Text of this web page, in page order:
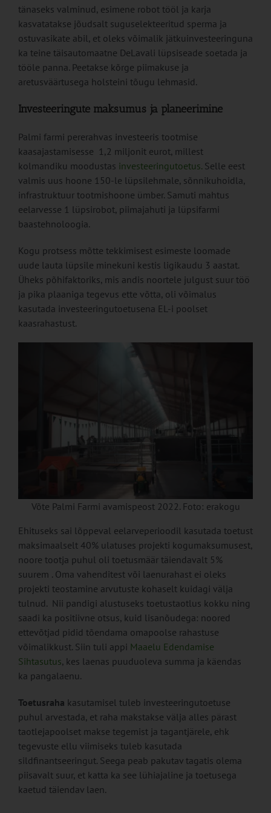
tänaseks valminud, esimene robot tööl ja karja
kasvatatakse jõudsalt suguselekteeritud sperma ja
ostuvasikate abil, et oleks võimalik jätkuinvesteeringuna
ka teine täisautomaatne DeLavali lüpsiseade soetada ja
tööle panna. Peetakse kõrge piimakuse ja
aretusväärtusega holsteini tõugu lehmasid.
Investeeringute maksumus ja planeerimine
Palmi farmi pererahvas investeeris tootmise
kaasajastamisesse 1,2 miljonit eurot, millest
kolmandiku moodustas investeeringutoetus.Selle eest
valmis uus hoone 150-le lüpsilehmale, sõnnikuhoidla,
infrastruktuur tootmishoone ümber. Samuti mahtus
eelarvesse 1 lüpsirobot, piimajahuti ja lüpsifarmi
baastehnoloogia.
Kogu protsess mõtte tekkimisest esimeste loomade
uude lauta lüpsile minekuni kestis ligikaudu 3 aastat.
Üheks põhifaktoriks, mis andis noortele julgust suur töö
ja pika plaaniga tegevus ette võtta, oli võimalus
kasutada investeeringutoetusena EL-i poolset
kaasrahastust.
Võte Palmi Farmi avamispeost 2022. Foto: erakogu
Ehituseks sai lõppeval eelarveperioodil kasutada toetust
maksimaalselt 40% ulatuses projekti kogumaksumusest,
noore tootja puhul oli toetusmäär täiendavalt 5%
suurem . Oma vahenditest või laenurahast ei oleks
projekti teostamine arvutuste kohaselt kuidagi välja
tulnud. Nii pandigi alustuseks toetustaotlus kokku ning
saadi ka positiivne otsus, kuid lisanõudega: noored
ettevõtjad pidid tõendama omapoolse rahastuse
võimalikkust. Siin tuli appi Maaelu Edendamise
Sihtasutus, kes laenas puuduoleva summa ja käendas
ka pangalaenu.
Toetusraha kasutamisel tuleb investeeringutoetuse
puhul arvestada, et raha makstakse välja alles pärast
taotlejapoolset makse tegemist ja tagantjärele, ehk
tegevuste ellu viimiseks tuleb kasutada
sildfinantseeringut. Seega peab pakutav tagatis olema
piisavalt suur, et katta ka see lühiajaline ja toetusega
kaetud täiendav laen.